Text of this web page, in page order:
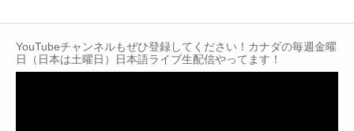
YouTubeチャンネルもぜひ登録してください！カナダの毎週金曜
日（日本は土曜日）日本語ライブ生配信やってます！